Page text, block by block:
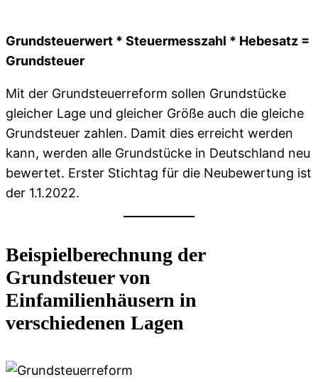
Grundsteuerwert * Steuermesszahl * Hebesatz =
Grundsteuer
Mit der Grundsteuerreform sollen Grundstücke
gleicher Lage und gleicher Größe auch die gleiche
Grundsteuer zahlen. Damit dies erreicht werden
kann, werden alle Grundstücke in Deutschland neu
bewertet. Erster Stichtag für die Neubewertung ist
der 1.1.2022.
Beispielberechnung der
Grundsteuer von
Einfamilienhäusern in
verschiedenen Lagen